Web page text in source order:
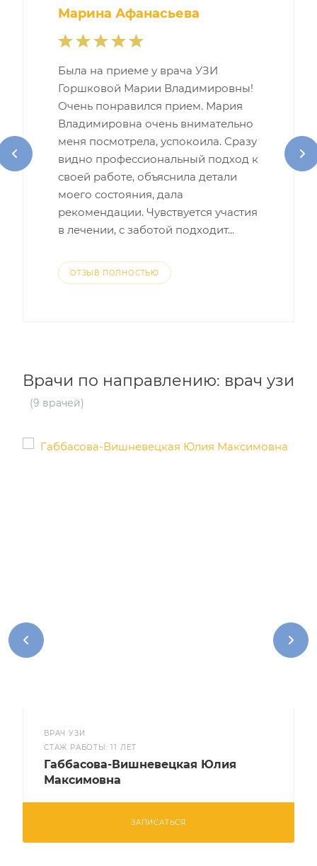
Марина Афанасьева
Была на приеме у врача УЗИ
Горшковой Марии Владимировны!
Очень понравился прием. Мария
Владимировна очень внимательно
меня посмотрела, успокоила. Сразу
видно профессиональный подход к
своей работе, объяснила детали
моего состояния, дала
рекомендации. Чувствуется участия
в лечении, с заботой подходит...
ОТЗЫВ ПОЛНОСТЬЮ
Врачи по направлению: врач узи
(9 врачей)
ВРАЧ УЗИ
CТАЖ РАБОТЫ: 11 ЛЕТ
Габбасова-Вишневецкая Юлия
Максимовна
ЗАПИСАТЬСЯ